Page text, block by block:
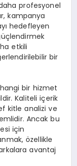
profesyonel
kampanya
hedefleyen
etkili
bir
bir hizmet
Kaliteli içerik
kitle analizi ve
Ancak bu
için
özellikle
avantaj